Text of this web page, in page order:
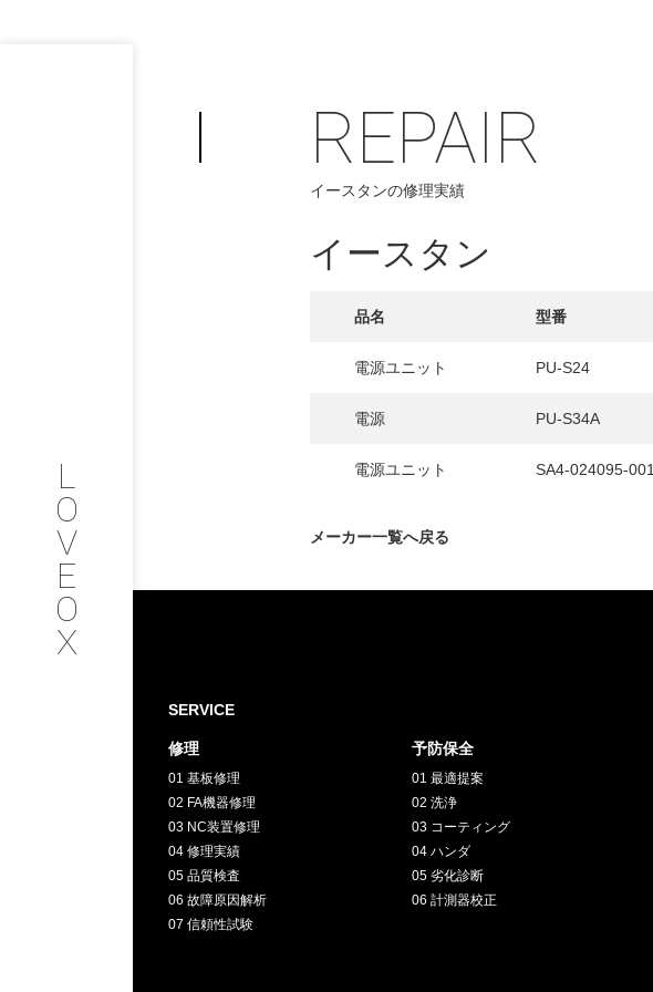
L
O
V
E
O
X
PHILOSOPHY
COMPANY
PROFILE
SERVICE
RECRUIT
採用情報
GREEN
お問い合わせ / 発送先
REPAIR
イースタンの修理実績
イースタン
品名 型番
電源ユニット PU-S24
電源 PU-S34A
電源ユニット SA4-024095-001
メーカー一覧へ戻る
SERVICE
修理
01 基板修理
02 FA機器修理
03 NC装置修理
04 修理実績
05 品質検査
06 故障原因解析
07 信頼性試験
予防保全
01 最適提案
02 洗浄
03 コーティング
04 ハンダ
05 劣化診断
06 計測器校正